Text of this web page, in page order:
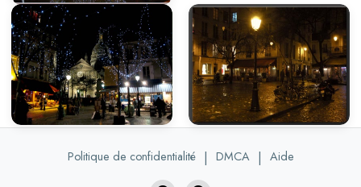
Politique de confidentialité | DMCA | Aide